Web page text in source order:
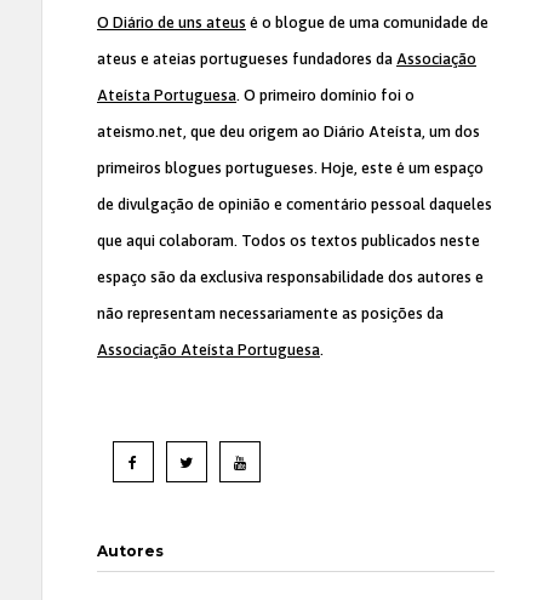
O Diário de uns ateus é o blogue de uma comunidade de
ateus e ateias portugueses fundadores da Associação
Ateísta Portuguesa. O primeiro domínio foi o
ateismo.net, que deu origem ao Diário Ateísta, um dos
primeiros blogues portugueses. Hoje, este é um espaço
de divulgação de opinião e comentário pessoal daqueles
que aqui colaboram. Todos os textos publicados neste
espaço são da exclusiva responsabilidade dos autores e
não representam necessariamente as posições da
Associação Ateísta Portuguesa.
Autores